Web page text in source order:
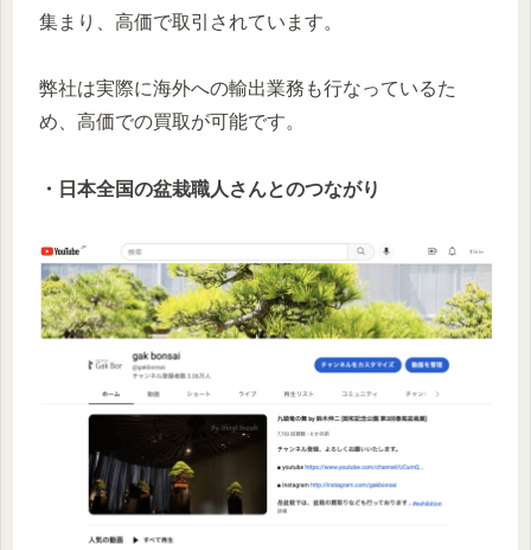
集まり、高価で取引されています。
弊社は実際に海外への輸出業務も行なっているた
め、高価での買取が可能です。
・日本全国の盆栽職人さんとのつながり